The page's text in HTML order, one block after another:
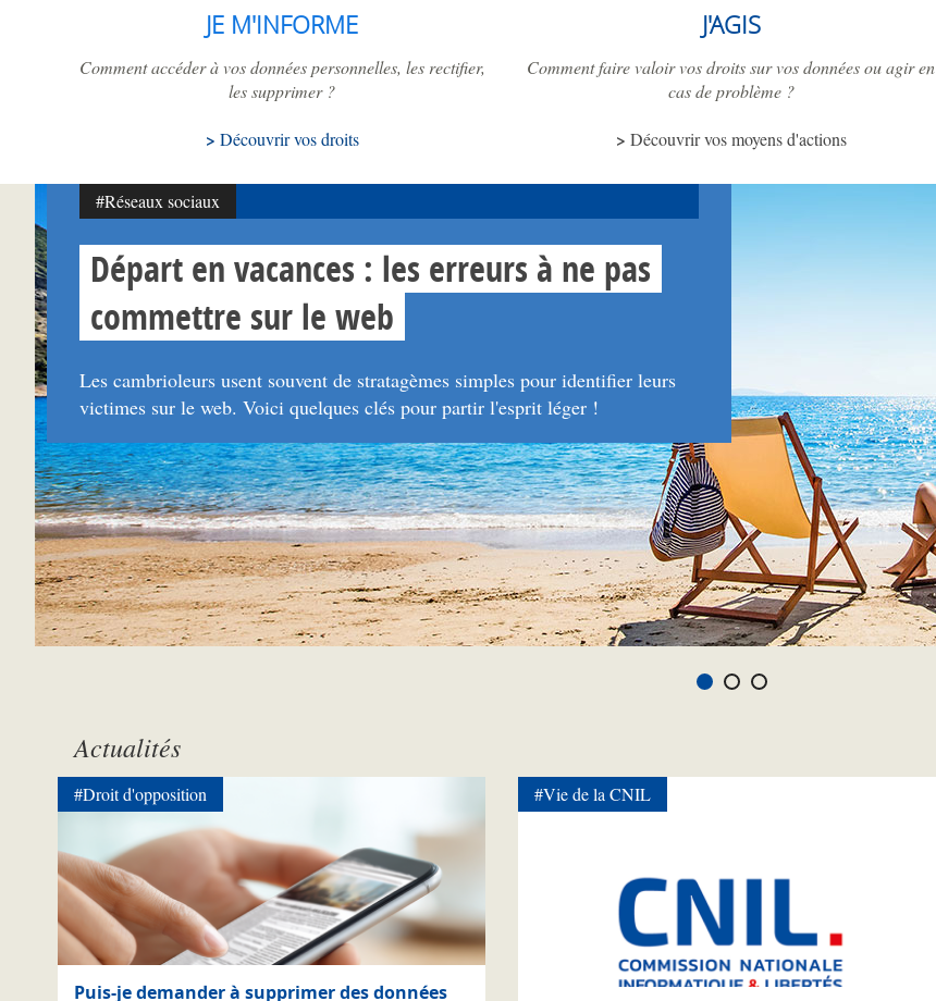
JE M'INFORME
Comment accéder à vos données personnelles, les rectifier,
les supprimer ?
Découvrir vos droits
J'AGIS
Comment faire valoir vos droits sur vos données ou agir en
cas de problème ?
Découvrir vos moyens d'actions
#Réseaux sociaux
Départ en vacances : les erreurs à ne pas
commettre sur le web
Les cambrioleurs usent souvent de stratagèmes simples pour identifier leurs
victimes sur le web. Voici quelques clés pour partir l'esprit léger !
Actualités
Puis-je demander à supprimer des données
#Droit d'opposition #Vie de la CNIL